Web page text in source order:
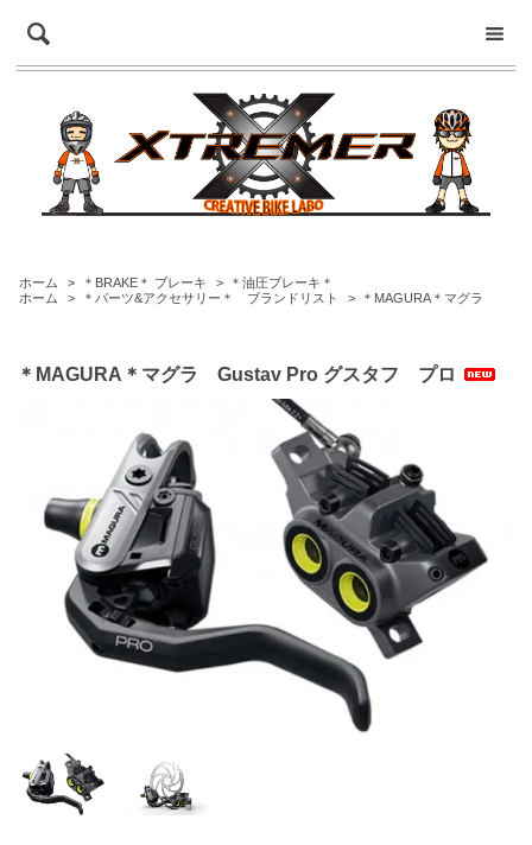
ホーム > ＊BRAKE＊ ブレーキ >
＊油圧ブレーキ＊
ホーム
> ＊パーツ&アクセサリー＊ ブランドリスト > ＊MAGURA＊マグラ
＊MAGURA＊マグラ Gustav Pro グスタフ プロ